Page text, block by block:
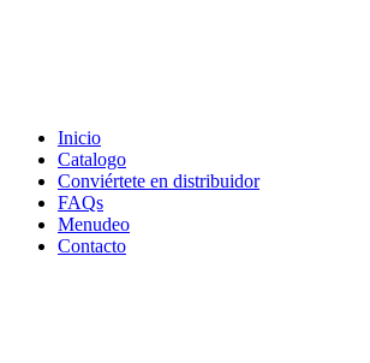
Inicio
Catalogo
Conviértete en distribuidor
FAQs
Menudeo
Contacto